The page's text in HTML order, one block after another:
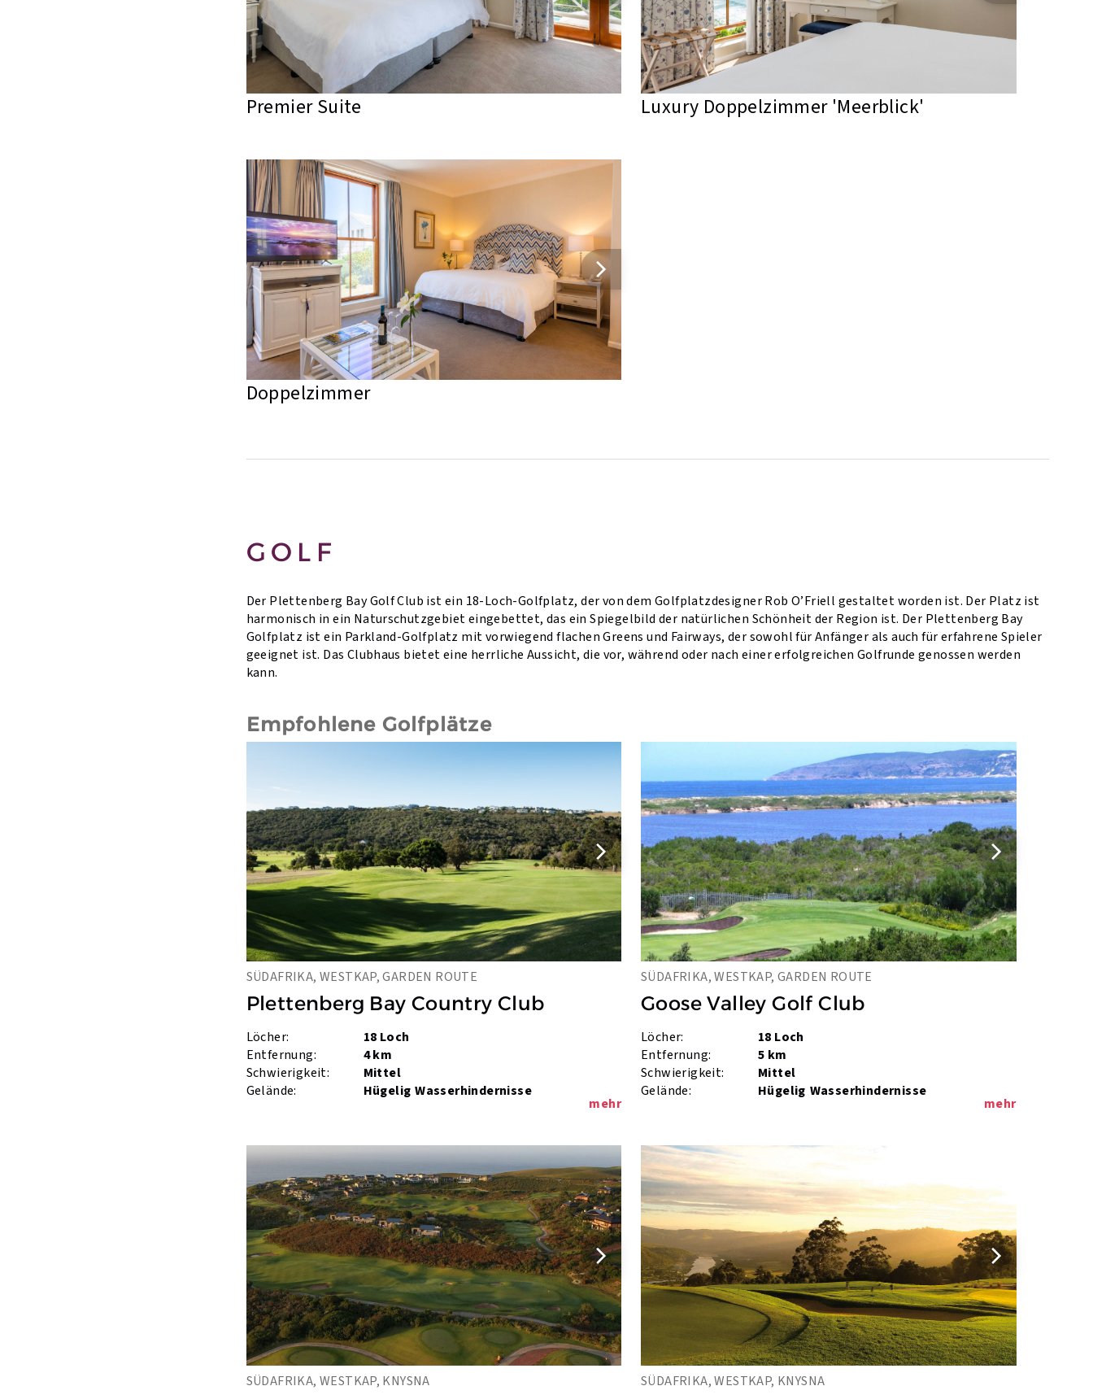
Premier Suite Luxury Doppelzimmer 'Meerblick'
Doppelzimmer
GOLF
Der Plettenberg Bay Golf Club ist ein 18-Loch-Golfplatz, der von dem Golfplatzdesigner Rob O’Friell gestaltet worden ist. Der Platz ist
harmonisch in ein Naturschutzgebiet eingebettet, das ein Spiegelbild der natürlichen Schönheit der Region ist. Der Plettenberg Bay
Golfplatz ist ein Parkland-Golfplatz mit vorwiegend flachen Greens und Fairways, der sowohl für Anfänger als auch für erfahrene Spieler
geeignet ist. Das Clubhaus bietet eine herrliche Aussicht, die vor, während oder nach einer erfolgreichen Golfrunde genossen werden
kann.
Empfohlene Golfplätze
SÜDAFRIKA, WESTKAP, GARDEN ROUTE
Plettenberg Bay Country Club
Löcher:
18 Loch
Entfernung:
4 km
Schwierigkeit:
Mittel
Gelände:
Hügelig Wasserhindernisse
mehr
SÜDAFRIKA, WESTKAP, GARDEN ROUTE
Goose Valley Golf Club
Löcher:
18 Loch
Entfernung:
5 km
Schwierigkeit:
Mittel
Gelände:
Hügelig Wasserhindernisse
mehr
SÜDAFRIKA, WESTKAP, KNYSNA SÜDAFRIKA, WESTKAP, KNYSNA